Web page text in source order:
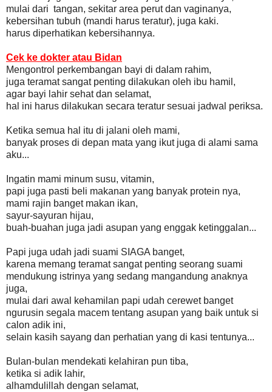
mulai dari tangan, sekitar area perut dan vaginanya,
kebersihan tubuh (mandi harus teratur), juga kaki.
harus diperhatikan kebersihannya.
Cek ke dokter atau Bidan
Mengontrol perkembangan bayi di dalam rahim,
juga teramat sangat penting dilakukan oleh ibu hamil,
agar bayi lahir sehat dan selamat,
hal ini harus dilakukan secara teratur sesuai jadwal periksa.
Ketika semua hal itu di jalani oleh mami,
banyak proses di depan mata yang ikut juga di alami sama
aku...
Ingatin mami minum susu, vitamin,
papi juga pasti beli makanan yang banyak protein nya,
mami rajin banget makan ikan,
sayur-sayuran hijau,
buah-buahan juga jadi asupan yang enggak ketinggalan...
Papi juga udah jadi suami SIAGA banget,
karena memang teramat sangat penting seorang suami
mendukung istrinya yang sedang mangandung anaknya
juga,
mulai dari awal kehamilan papi udah cerewet banget
ngurusin segala macem tentang asupan yang baik untuk si
calon adik ini,
selain kasih sayang dan perhatian yang di kasi tentunya...
Bulan-bulan mendekati kelahiran pun tiba,
ketika si adik lahir,
alhamdulillah dengan selamat,